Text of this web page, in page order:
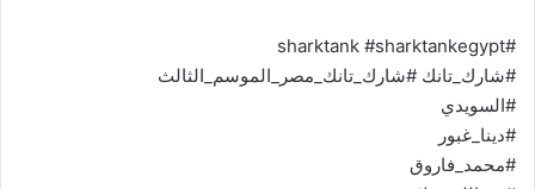
#sharktank #sharktankegypt
#شارك_تانك #شارك_تانك_مصر_الموسم_الثالث
#السويدي
#دينا_غبور
#محمد_فاروق